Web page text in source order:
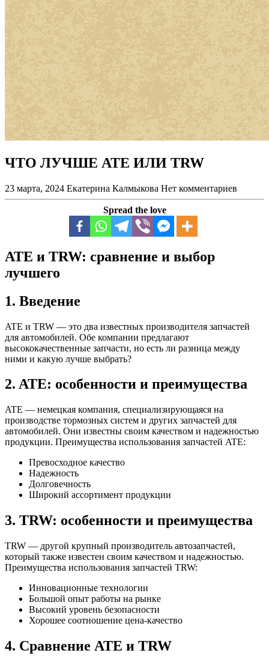
ЧТО ЛУЧШЕ ATE ИЛИ TRW
23 марта, 2024 Екатерина Калмыкова Нет комментариев
Spread the love
ATE и TRW: сравнение и выбор
лучшего
1. Введение
ATE и TRW — это два известных производителя запчастей
для автомобилей. Обе компании предлагают
высококачественные запчасти, но есть ли разница между
ними и какую лучше выбрать?
2. ATE: особенности и преимущества
ATE — немецкая компания, специализирующаяся на
производстве тормозных систем и других запчастей для
автомобилей. Они известны своим качеством и надежностью
продукции. Преимущества использования запчастей ATE:
Превосходное качество
Надежность
Долговечность
Широкий ассортимент продукции
3. TRW: особенности и преимущества
TRW — другой крупный производитель автозапчастей,
который также известен своим качеством и надежностью.
Преимущества использования запчастей TRW:
Инновационные технологии
Большой опыт работы на рынке
Высокий уровень безопасности
Хорошее соотношение цена-качество
4. Сравнение ATE и TRW